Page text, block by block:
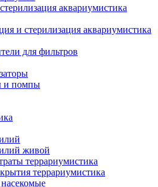
аквариумистика
и стерилизация аквариумистика
для фильтров
и помпы
живой
террариумистика
террариумистика